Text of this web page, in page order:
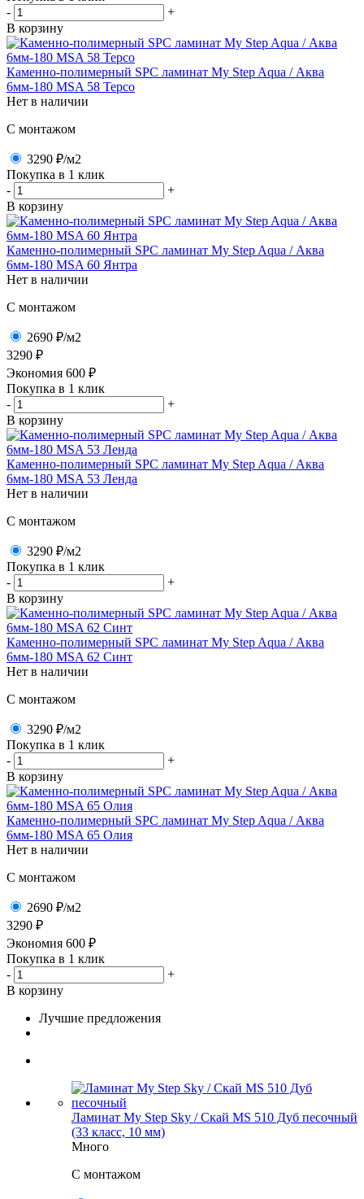
-
+
В корзину
Каменно-полимерный SPC ламинат My Step Aqua / Аква
6мм-180 MSA 58 Терсо
Нет в наличии
C монтажом
3290 ₽/м2
Покупка в 1 клик
-
+
В корзину
Каменно-полимерный SPC ламинат My Step Aqua / Аква
6мм-180 MSA 60 Янтра
Нет в наличии
C монтажом
2690 ₽/м2
3290 ₽
Экономия 600 ₽
Покупка в 1 клик
-
+
В корзину
Каменно-полимерный SPC ламинат My Step Aqua / Аква
6мм-180 MSA 53 Ленда
Нет в наличии
C монтажом
3290 ₽/м2
Покупка в 1 клик
-
+
В корзину
Каменно-полимерный SPC ламинат My Step Aqua / Аква
6мм-180 MSA 62 Синт
Нет в наличии
C монтажом
3290 ₽/м2
Покупка в 1 клик
-
+
В корзину
Каменно-полимерный SPC ламинат My Step Aqua / Аква
6мм-180 MSA 65 Олия
Нет в наличии
C монтажом
2690 ₽/м2
3290 ₽
Экономия 600 ₽
Покупка в 1 клик
-
+
В корзину
Лучшие предложения
Ламинат My Step Sky / Скай MS 510 Дуб песочный
(33 класс, 10 мм)
Много
C монтажом